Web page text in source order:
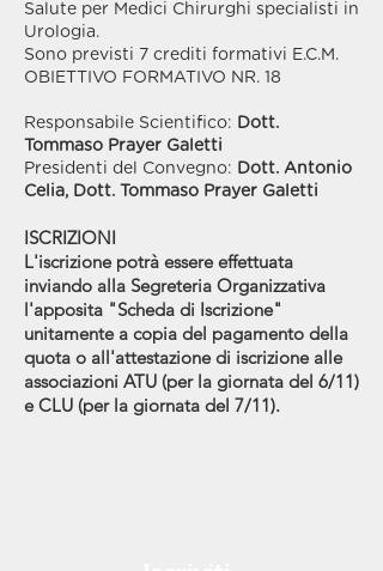
Salute per Medici Chirurghi specialisti in
Urologia.
Sono previsti 7 crediti formativi E.C.M.
OBIETTIVO FORMATIVO NR. 18
Responsabile Scientifico: Dott.
Tommaso Prayer Galetti
Presidenti del Convegno: Dott. Antonio
Celia, Dott. Tommaso Prayer Galetti
ISCRIZIONI
L'iscrizione potrà essere effettuata
inviando alla Segreteria Organizzativa
l'apposita "Scheda di Iscrizione"
unitamente a copia del pagamento della
quota o all'attestazione di iscrizione alle
associazioni ATU (per la giornata del 6/11)
e CLU (per la giornata del 7/11).